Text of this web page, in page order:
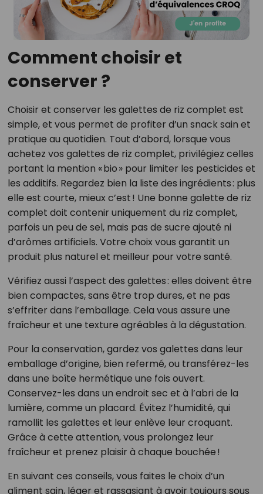
Comment choisir et
conserver ?
Choisir et conserver les galettes de riz complet est
simple, et vous permet de profiter d’un snack sain et
pratique au quotidien. Tout d’abord, lorsque vous
achetez vos galettes de riz complet, privilégiez celles
portant la mention « bio » pour limiter les pesticides et
les additifs. Regardez bien la liste des ingrédients : plus
elle est courte, mieux c’est ! Une bonne galette de riz
complet doit contenir uniquement du riz complet,
parfois un peu de sel, mais pas de sucre ajouté ni
d’arômes artificiels. Votre choix vous garantit un
produit plus naturel et meilleur pour votre santé.
Vérifiez aussi l’aspect des galettes : elles doivent être
bien compactes, sans être trop dures, et ne pas
s’effriter dans l’emballage. Cela vous assure une
fraîcheur et une texture agréables à la dégustation.
Pour la conservation, gardez vos galettes dans leur
emballage d’origine, bien refermé, ou transférez-les
dans une boîte hermétique une fois ouvert.
Conservez-les dans un endroit sec et à l’abri de la
lumière, comme un placard. Évitez l’humidité, qui
ramollit les galettes et leur enlève leur croquant.
Grâce à cette attention, vous prolongez leur
fraîcheur et prenez plaisir à chaque bouchée !
En suivant ces conseils, vous faites le choix d’un
aliment sain, léger et rassasiant à avoir toujours sous